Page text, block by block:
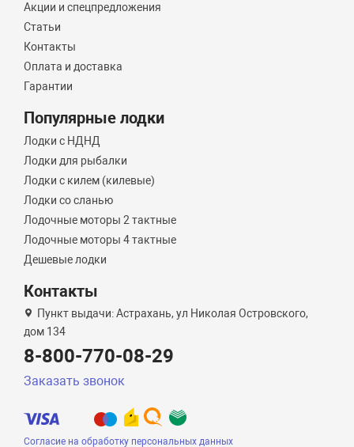
Акции и спецпредложения
Статьи
Контакты
Оплата и доставка
Гарантии
Популярные лодки
Лодки с НДНД
Лодки для рыбалки
Лодки с килем (килевые)
Лодки со сланью
Лодочные моторы 2 тактные
Лодочные моторы 4 тактные
Дешевые лодки
Контакты
Пункт выдачи: Астрахань, ул Николая Островского,
дом 134
8-800-770-08-29
Заказать звонок
Согласие на обработку персональных данных